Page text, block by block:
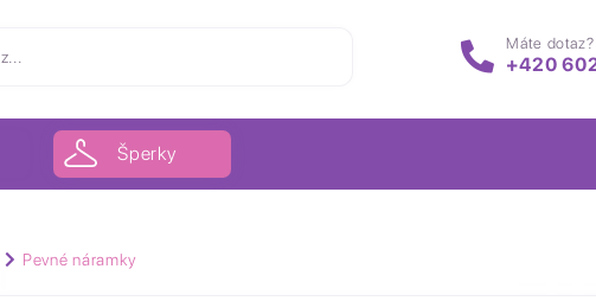
Máte
+420
Šperky
Pevné náramky